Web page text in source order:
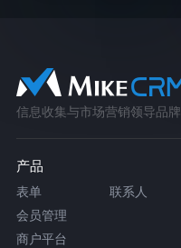
信息收集与市场营销领导品牌
产品
表单 联系人
会员管理
商户平台